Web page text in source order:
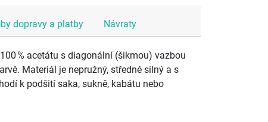
dopravy a platby Návraty
% acetátu s diagonální (šikmou) vazbou
Materiál je nepružný, středně silný a s
k podšití saka, sukně, kabátu nebo